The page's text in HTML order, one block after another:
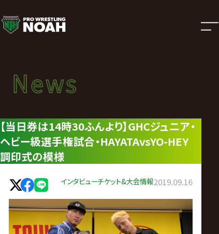
ニ
ュ
ー
ス
|
プ
ロ
レ
ス
News
ニュース
News
【当日券は14時30ふんより】GHCジュニア・
ヘビー級選手権試合・HAYATAvsYO-HEY
調印式の模様
インタビューチケット&大会情報2019.09.16